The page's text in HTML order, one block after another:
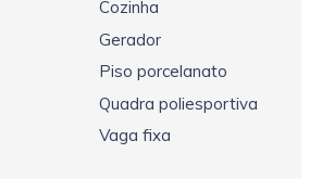
Cozinha
Gerador
Piso porcelanato
Quadra poliesportiva
Vaga fixa